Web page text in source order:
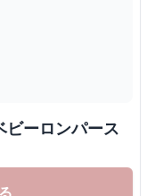
ベビーロンパース